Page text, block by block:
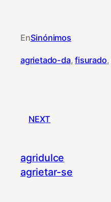
EnSinónimos
agrietado-da, fisurado,
NEXT
agridulce
agrietar-se